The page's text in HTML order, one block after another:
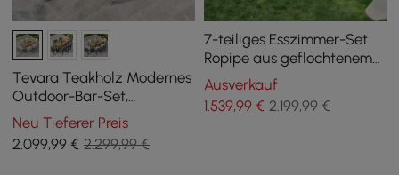
Tevara Teakholz Modernes
Outdoor-Bar-Set,
Sandfarbenes Gestell &
Warmweißes Kissen
Neu Tieferer Preis
2.099,99 € 2.299,99 €
7-teiliges Esszimmer-Set
Ropipe aus geflochtenem
Seil für den Außenbereich,
Khaki/Weiß, für 6 Personen
Ausverkauf
1.539,99€ 2.199,99 €